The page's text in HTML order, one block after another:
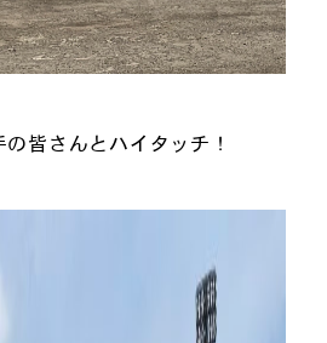
皆さんとハイタッチ！